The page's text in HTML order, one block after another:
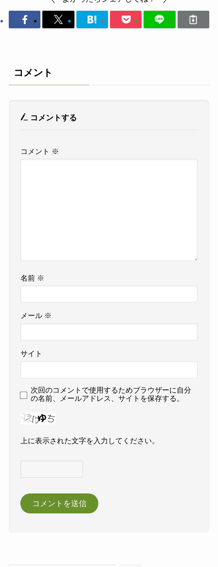
コメント
コメントする
コメント ※
名前 ※
メール ※
サイト
次回のコメントで使用するためブラウザーに自分
の名前、メールアドレス、サイトを保存する。
上に表示された文字を入力してください。